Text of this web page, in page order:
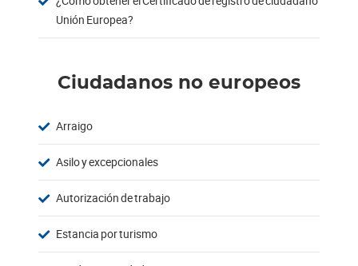
Unión Europea?
Ciudadanos no europeos
Arraigo
Asilo y excepcionales
Autorización de trabajo
Estancia por turismo